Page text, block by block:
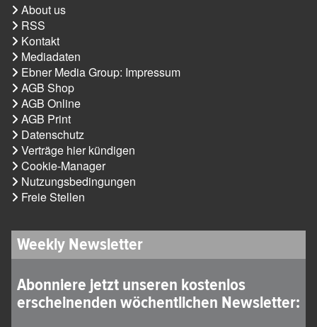
About us
RSS
Kontakt
Mediadaten
Ebner Media Group: Impressum
AGB Shop
AGB Online
AGB Print
Datenschutz
Verträge hier kündigen
Cookie-Manager
Nutzungsbedingungen
Freie Stellen
Weekly Newsletter
Abonniere jetzt unseren kostenlos
erscheinenden wöchentlichen Newsletter: